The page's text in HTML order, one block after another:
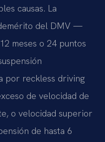
causas. La
del DMV —
meses o 24 puntos
por reckless driving
de velocidad de
o velocidad superior
de hasta 6